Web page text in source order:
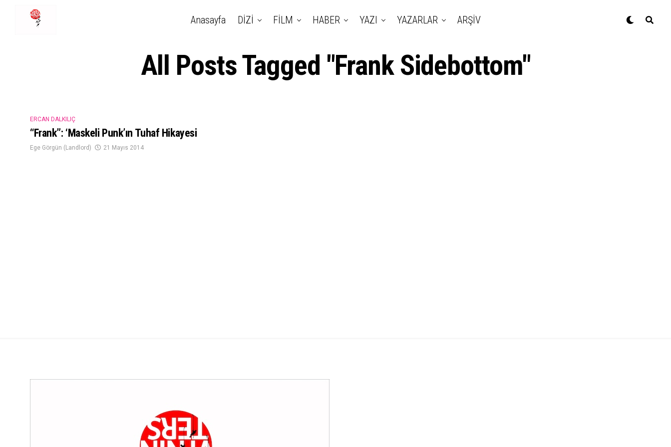
Anasayfa DİZİ FİLM HABER YAZI YAZARLAR ARŞİV
All Posts Tagged "Frank Sidebottom"
ERCAN DALKILIÇ
“Frank”: ‘Maskeli Punk’ın Tuhaf Hikayesi
Ege Görgün (Landlord) 21 Mayıs 2014